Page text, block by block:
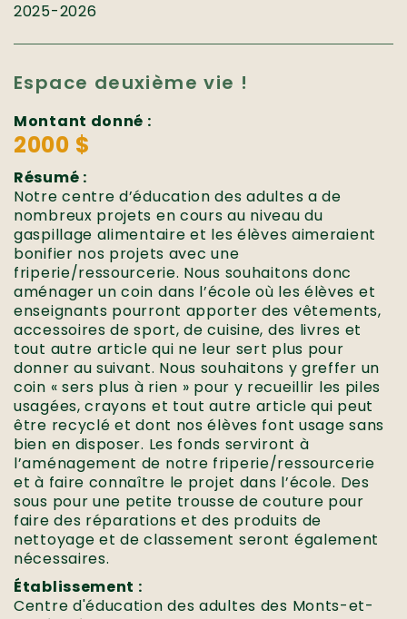
2025-2026
Espace deuxième vie !
Montant donné :
2000 $
Résumé :
Notre centre d’éducation des adultes a de
nombreux projets en cours au niveau du
gaspillage alimentaire et les élèves aimeraient
bonifier nos projets avec une
friperie/ressourcerie. Nous souhaitons donc
aménager un coin dans l’école où les élèves et
enseignants pourront apporter des vêtements,
accessoires de sport, de cuisine, des livres et
tout autre article qui ne leur sert plus pour
donner au suivant. Nous souhaitons y greffer un
coin « sers plus à rien » pour y recueillir les piles
usagées, crayons et tout autre article qui peut
être recyclé et dont nos élèves font usage sans
bien en disposer. Les fonds serviront à
l’aménagement de notre friperie/ressourcerie
et à faire connaître le projet dans l’école. Des
sous pour une petite trousse de couture pour
faire des réparations et des produits de
nettoyage et de classement seront également
nécessaires.
Établissement :
Centre d'éducation des adultes des Monts-et-